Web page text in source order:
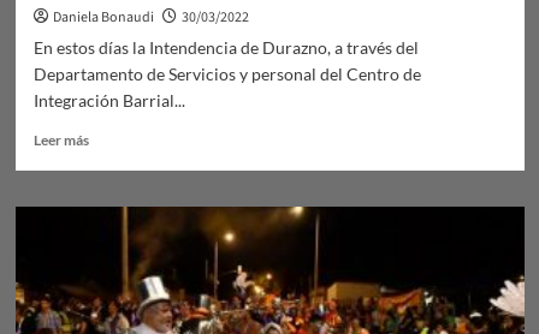
Daniela Bonaudi
30/03/2022
En estos días la Intendencia de Durazno, a través del
Departamento de Servicios y personal del Centro de
Integración Barrial...
Leer másLeer
Limpieza
Ruta
5